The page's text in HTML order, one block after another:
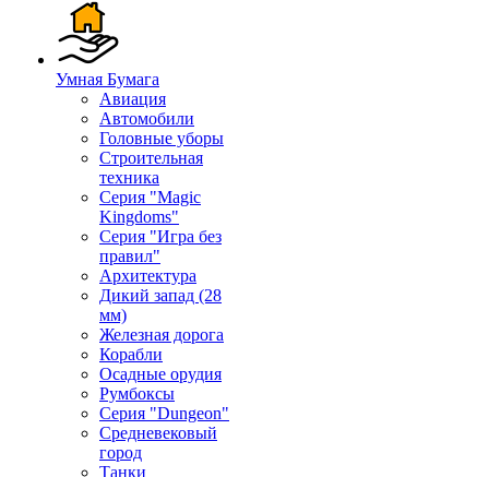
Умная Бумага
Авиация
Автомобили
Головные уборы
Строительная
техника
Серия "Magic
Kingdoms"
Серия "Игра без
правил"
Архитектура
Дикий запад (28
мм)
Железная дорога
Корабли
Осадные орудия
Румбоксы
Серия "Dungeon"
Средневековый
город
Танки